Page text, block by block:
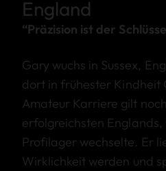
England
“Präzision ist der
Gary wuchs in Sussex,
dort in frühester Kindheit
Amateur Karriere gilt
erfolgreichsten Englands,
Profilager wechselte. Er
Wirklichkeit werden und